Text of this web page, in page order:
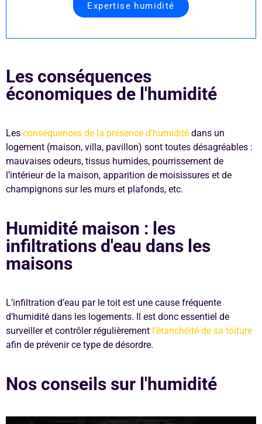
Expertise humidité
Les conséquences
économiques de l'humidité
Les conséquences de la présence d’humidité dans un
logement (maison, villa, pavillon) sont toutes désagréables :
mauvaises odeurs, tissus humides, pourrissement de
l’intérieur de la maison, apparition de moisissures et de
champignons sur les murs et plafonds, etc.
Humidité maison : les
infiltrations d'eau dans les
maisons
L’infiltration d’eau par le toit est une cause fréquente
d’humidité dans les logements. Il est donc essentiel de
surveiller et contrôler régulièrement l’étanchéité de sa toiture
afin de prévenir ce type de désordre.
Nos conseils sur l'humidité